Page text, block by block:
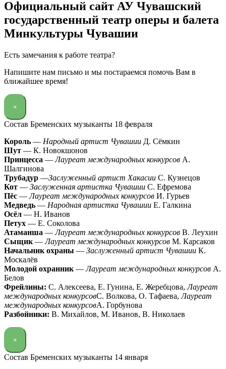
Официальный сайт АУ Чувашский
государственный театр оперы и балета
Минкультуры Чувашии
Есть замечания к работе театра?
Напишите нам письмо и мы постараемся помочь Вам в
ближайшее время!
×
Состав Бременских музыканты 18 февраля
Король — Народный артист Чувашии Д. Сёмкин
Шут — К. Новокшонов
Принцесса —Лауреат международных конкурсов А.
Шалгинова
Трубадур —Заслуженный артист Хакасии С. Кузнецов
Кот — Заслуженная артистка Чувашии С. Ефремова
Пёс —Лауреат международных конкурсов И. Гурьев
Медведь — Народная артистка Чувашии Е. Галкина
Осёл — Н. Иванов
Петух — Е. Соколова
Атаманша —Лауреат международных конкурсов В. Леухин
Сыщик —Лауреат международных конкурсов М. Карсаков
Начальник охраны — Заслуженный артист Чувашии К.
Москалёв
Молодой охранник —Лауреат международных конкурсов А.
Белов
Фрейлины: С. Алексеева, Е. Гунина, Е. Жеребцова,Лауреат
международных конкурсовС. Волкова, О. Тафаева,Лауреат
международных конкурсовА. Горбунова
Разбойники: В. Михайлов, М. Иванов, В. Николаев
×
Состав Бременских музыканты 14 января